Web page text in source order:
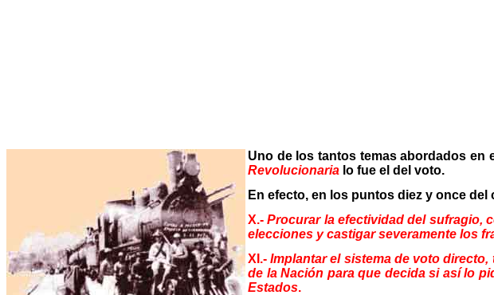
Uno de los tantos temas abordados en
Revolucionaria lo fue el del voto.
En efecto, en los puntos diez y once
X.-Procurar la efectividad del sufragio,
elecciones y castigar severamente los
XI.-Implantar el sistema de voto
de la Nación para que decida si así lo
Estados.